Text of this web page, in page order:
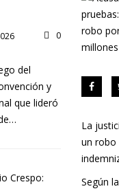
La
un robo
Según
0
del
y
que lideró